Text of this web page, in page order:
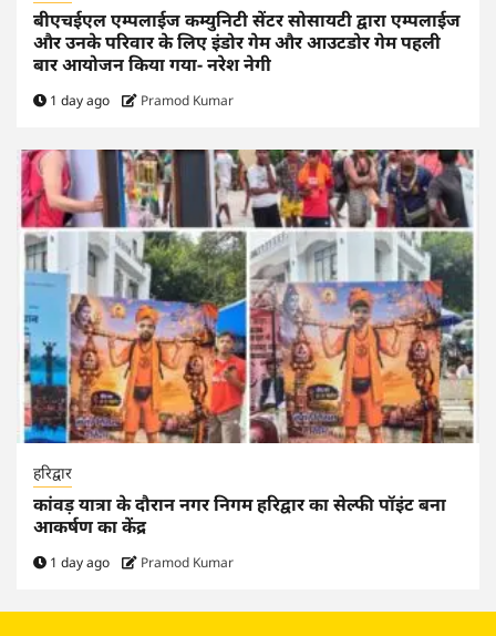
बीएचईएल एम्पलाईज कम्युनिटी सेंटर सोसायटी द्वारा एम्पलाईज
और उनके परिवार के लिए इंडोर गेम और आउटडोर गेम पहली
बार आयोजन किया गया- नरेश नेगी
1 day ago Pramod Kumar
हरिद्वार
कांवड़ यात्रा के दौरान नगर निगम हरिद्वार का सेल्फी पॉइंट बना
आकर्षण का केंद्र
1 day ago Pramod Kumar